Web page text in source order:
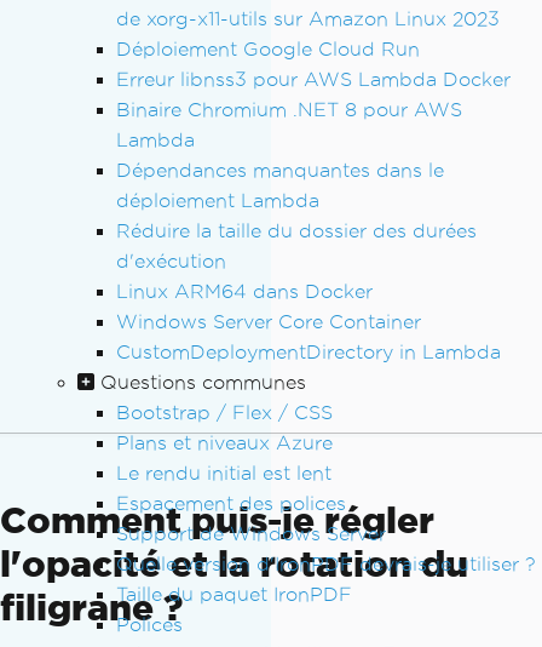
de xorg-x11-utils sur Amazon Linux 2023
Déploiement Google Cloud Run
Erreur libnss3 pour AWS Lambda Docker
Binaire Chromium .NET 8 pour AWS
Lambda
Dépendances manquantes dans le
déploiement Lambda
Réduire la taille du dossier des durées
d'exécution
Linux ARM64 dans Docker
Windows Server Core Container
CustomDeploymentDirectory in Lambda
Questions communes
Bootstrap / Flex / CSS
Plans et niveaux Azure
Le rendu initial est lent
Espacement des polices
Support de Windows Server
Quelle version d'IronPDF devrais-je utiliser ?
Taille du paquet IronPDF
Polices
Comment puis-je régler
l'opacité et la rotation du
filigrane ?